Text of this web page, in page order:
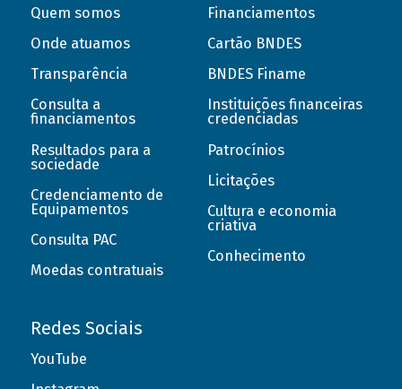
Quem somos
Onde atuamos
Transparência
Consulta a
financiamentos
Resultados para a
sociedade
Credenciamento de
Equipamentos
Consulta PAC
Moedas contratuais
Financiamentos
Cartão BNDES
BNDES Finame
Instituições financeiras
credenciadas
Patrocínios
Licitações
Cultura e economia
criativa
Conhecimento
Redes Sociais
YouTube